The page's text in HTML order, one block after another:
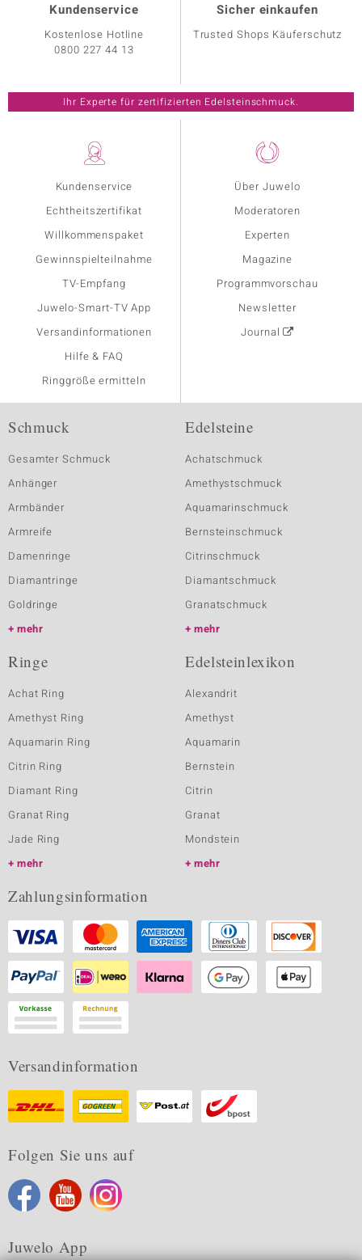
Kundenservice
Echtheitszertifikat
Willkommenspaket
Gewinnspielteilnahme
TV-Empfang
Juwelo-Smart-TV App
Versandinformationen
Hilfe & FAQ
Ringgröße ermitteln
Über Juwelo
Moderatoren
Experten
Magazine
Programmvorschau
Newsletter
Journal
Kundenservice
Kostenlose Hotline
0800 227 44 13
Sicher einkaufen
Trusted Shops Käuferschutz
Ihr Experte für zertifizierten Edelsteinschmuck.
Schmuck
Gesamter Schmuck
Anhänger
Armbänder
Armreife
Damenringe
Diamantringe
Goldringe
mehr
Edelsteine
Achatschmuck
Amethystschmuck
Aquamarinschmuck
Bernsteinschmuck
Citrinschmuck
Diamantschmuck
Granatschmuck
mehr
Ringe
Achat Ring
Amethyst Ring
Aquamarin Ring
Citrin Ring
Diamant Ring
Granat Ring
Jade Ring
mehr
Edelsteinlexikon
Alexandrit
Amethyst
Aquamarin
Bernstein
Citrin
Granat
Mondstein
mehr
Zahlungsinformation
Versandinformation
Folgen Sie uns auf
Juwelo App